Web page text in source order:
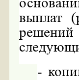
выплат
решений
-